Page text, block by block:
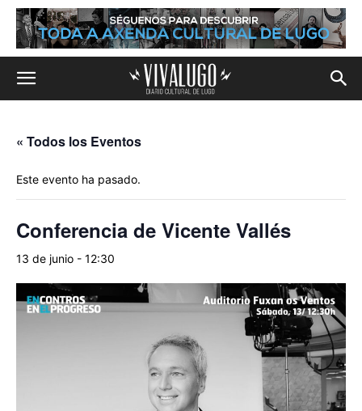
« Todos los Eventos
Este evento ha pasado.
Conferencia de Vicente Vallés
13 de junio - 12:30